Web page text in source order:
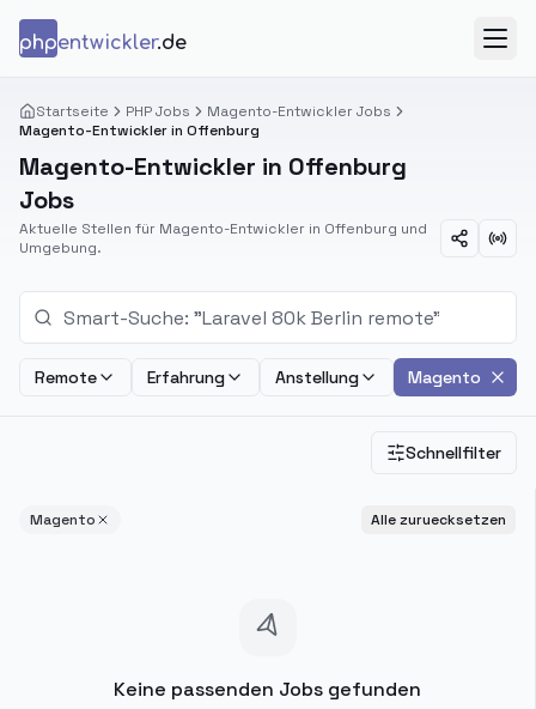
phpentwickler.de
Startseite PHP Jobs
Magento-Entwickler Jobs
Magento-Entwickler in Offenburg
Magento-Entwickler in Offenburg
Jobs
Aktuelle Stellen für Magento-Entwickler in Offenburg und
Umgebung.
Remote Erfahrung Anstellung Magento
Schnellfilter
Magento Alle zuruecksetzen
Keine passenden Jobs gefunden